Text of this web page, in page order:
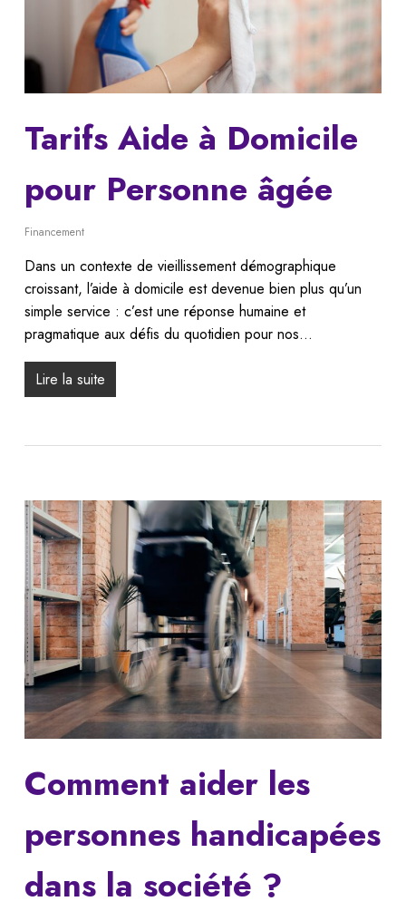
Tarifs Aide à Domicile
pour Personne âgée
Financement
Dans un contexte de vieillissement démographique
croissant, l’aide à domicile est devenue bien plus qu’un
simple service : c’est une réponse humaine et
pragmatique aux défis du quotidien pour nos…
Lire la suite
Comment aider les
personnes handicapées
dans la société ?